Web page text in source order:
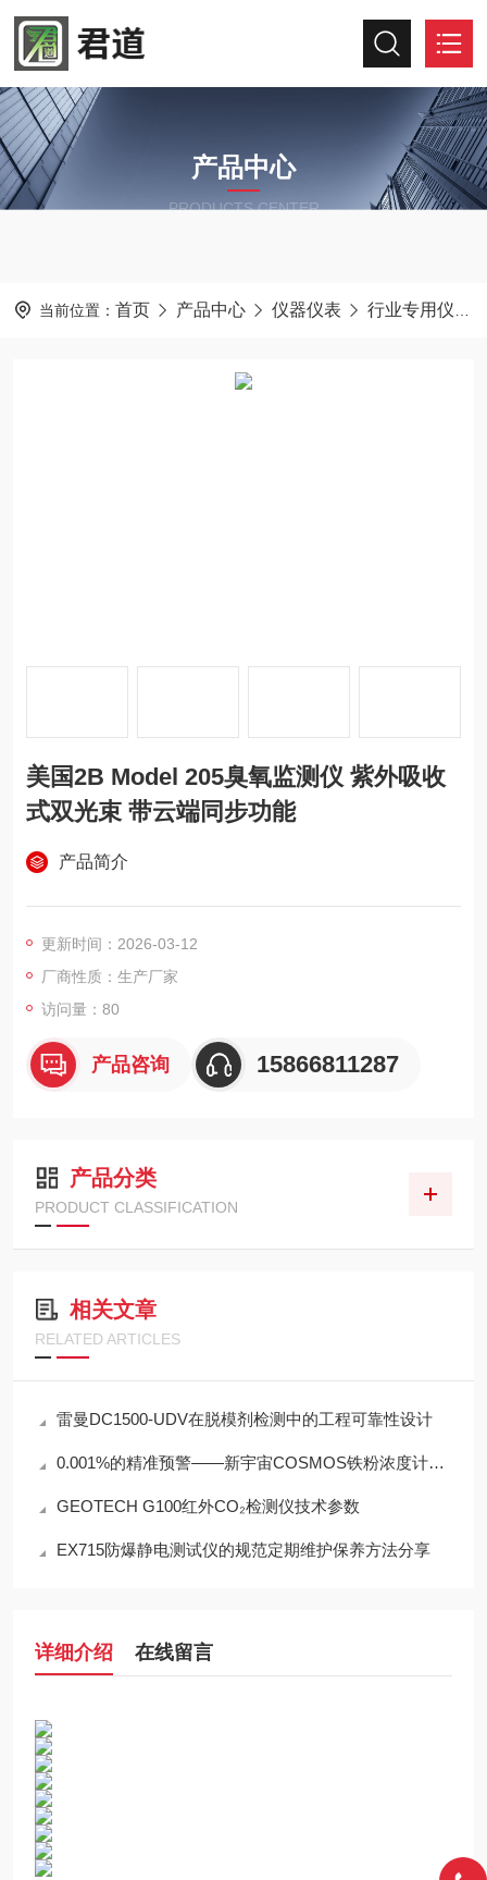
产品中心
PRODUCTS CENTER
当前位置： 首页 产品中心 仪器仪表 行业专用仪器仪表
美国2B Model 205臭氧监测仪 紫外吸收
式双光束 带云端同步功能
产品简介
更新时间：2026-03-12
厂商性质：生产厂家
访问量：80
产品咨询 15866811287
产品分类
PRODUCT CLASSIFICATION
相关文章
RELATED ARTICLES
雷曼DC1500-UDV在脱模剂检测中的工程可靠性设计
0.001%的精准预警——新宇宙COSMOS铁粉浓度计SDM-72守护齿轮箱健康
GEOTECH G100红外CO₂检测仪技术参数
EX715防爆静电测试仪的规范定期维护保养方法分享
详细介绍 在线留言